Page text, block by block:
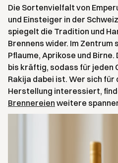
Die Sortenvielfalt von
und Einsteiger in der
spiegelt die Tradition und
Brennens wider. Im
Pflaume, Aprikose und
bis kräftig, sodass für jeden
Rakija dabei ist. Wer sich
Herstellung interessiert,
Brennereien weitere